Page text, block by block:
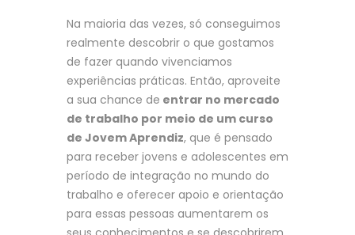
Na maioria das vezes, só conseguimos
realmente descobrir o que gostamos
de fazer quando vivenciamos
experiências práticas. Então, aproveite
a sua chance de entrar no mercado
de trabalho por meio de um curso
de Jovem Aprendiz, que é pensado
para receber jovens e adolescentes em
período de integração no mundo do
trabalho e oferecer apoio e orientação
para essas pessoas aumentarem os